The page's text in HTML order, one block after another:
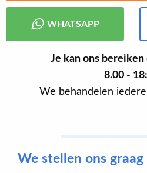
WHATSAPP
Je kan ons
8.00 -
We behandelen
We stellen ons